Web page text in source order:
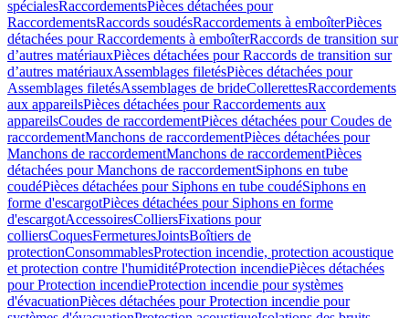
spécialesRaccordementsPièces détachées pour
RaccordementsRaccords soudésRaccordements à emboîterPièces
détachées pour Raccordements à emboîterRaccords de transition sur
d’autres matériauxPièces détachées pour Raccords de transition sur
d’autres matériauxAssemblages filetésPièces détachées pour
Assemblages filetésAssemblages de brideCollerettesRaccordements
aux appareilsPièces détachées pour Raccordements aux
appareilsCoudes de raccordementPièces détachées pour Coudes de
raccordementManchons de raccordementPièces détachées pour
Manchons de raccordementManchons de raccordementPièces
détachées pour Manchons de raccordementSiphons en tube
coudéPièces détachées pour Siphons en tube coudéSiphons en
forme d'escargotPièces détachées pour Siphons en forme
d'escargotAccessoiresColliersFixations pour
colliersCoquesFermeturesJointsBoîtiers de
protectionConsommablesProtection incendie, protection acoustique
et protection contre l'humiditéProtection incendiePièces détachées
pour Protection incendieProtection incendie pour systèmes
d'évacuationPièces détachées pour Protection incendie pour